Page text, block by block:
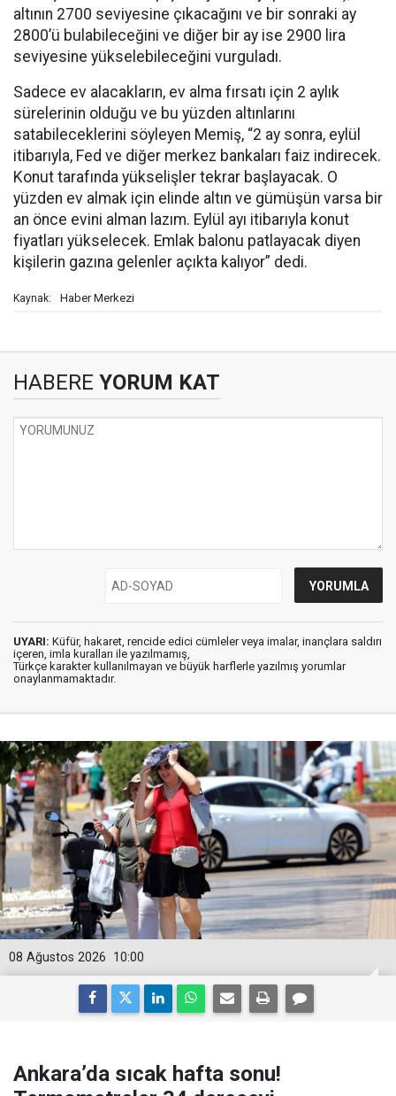
altının 2700 seviyesine çıkacağını ve bir sonraki ay
2800’ü bulabileceğini ve diğer bir ay ise 2900 lira
seviyesine yükselebileceğini vurguladı.
Sadece ev alacakların, ev alma fırsatı için 2 aylık
sürelerinin olduğu ve bu yüzden altınlarını
satabileceklerini söyleyen Memiş, “2 ay sonra, eylül
itibarıyla, Fed ve diğer merkez bankaları faiz indirecek.
Konut tarafında yükselişler tekrar başlayacak. O
yüzden ev almak için elinde altın ve gümüşün varsa bir
an önce evini alman lazım. Eylül ayı itibarıyla konut
fiyatları yükselecek. Emlak balonu patlayacak diyen
kişilerin gazına gelenler açıkta kalıyor” dedi.
Kaynak: Haber Merkezi
HABERE YORUM KAT
UYARI: Küfür, hakaret, rencide edici cümleler veya imalar, inançlara saldırı
içeren, imla kuralları ile yazılmamış,
Türkçe karakter kullanılmayan ve büyük harflerle yazılmış yorumlar
onaylanmamaktadır.
10:00
08 Ağustos 2026
Ankara’da sıcak hafta sonu!